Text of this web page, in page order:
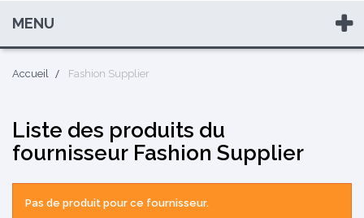
MENU
Accueil Fashion Supplier
Liste des produits du
fournisseur Fashion Supplier
Pas de produit pour ce fournisseur.